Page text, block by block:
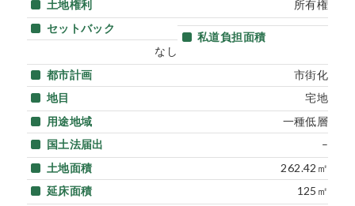
土地権利
所有権
セットバック
私道負担面積
なし
都市計画
市街化
地目
宅地
用途地域
一種低層
国土法届出
–
土地面積
262.42㎡
延床面積
125㎡